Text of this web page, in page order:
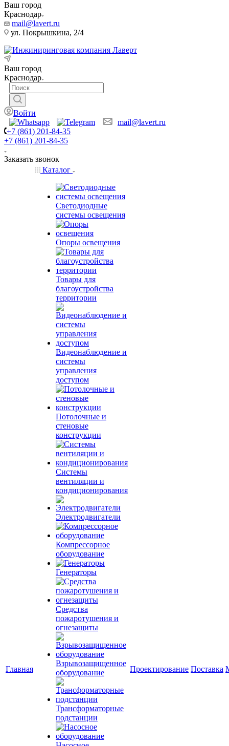
Ваш город
Краснодар
mail@lavert.ru
ул. Покрышкина, 2/4
Ваш город
Краснодар
Войти
mail@lavert.ru
+7 (861) 201-84-35
+7 (861) 201-84-35
Заказать звонок
Главная
Каталог
Светодиодные
системы освещения
Опоры освещения
Товары для
благоустройства
территории
Видеонаблюдение и
системы
управления
доступом
Потолочные и
стеновые
конструкции
Системы
вентиляции и
кондиционирования
Электродвигатели
Компрессорное
оборудование
Генераторы
Средства
пожаротушения и
огнезащиты
Взрывозащищенное
оборудование
Трансформаторные
подстанции
Проектирование Поставка